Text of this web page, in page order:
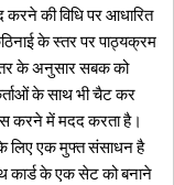
करने की विधि पर आधारित
के स्तर पर पाठ्यक्रम
के अनुसार सबक को
के साथ भी चैट कर
करने में मदद करता है।
लिए एक मुफ्त संसाधन है
कार्ड के एक सेट को बनाने